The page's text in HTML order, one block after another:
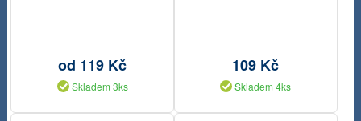
od 119 Kč
Skladem 3ks
109 Kč
Skladem 4ks